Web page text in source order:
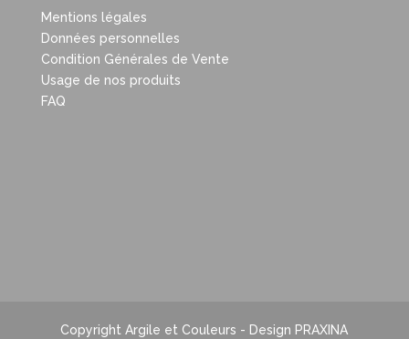
Mentions légales
Données personnelles
Condition Générales de Vente
Usage de nos produits
FAQ
Copyright Argile et Couleurs - Design PRAXINA